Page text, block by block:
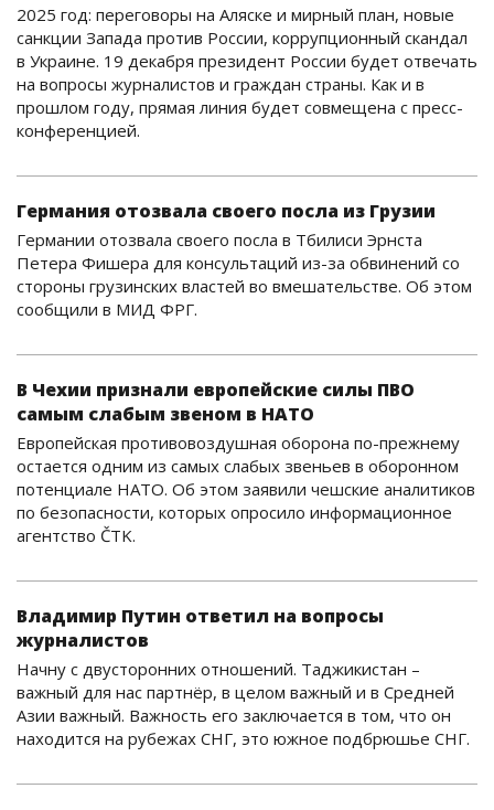
2025 год: переговоры на Аляске и мирный план, новые
санкции Запада против России, коррупционный скандал
в Украине. 19 декабря президент России будет отвечать
на вопросы журналистов и граждан страны. Как и в
прошлом году, прямая линия будет совмещена с пресс-
конференцией.
Германия отозвала своего посла из Грузии
Германии отозвала своего посла в Тбилиси Эрнста
Петера Фишера для консультаций из-за обвинений со
стороны грузинских властей во вмешательстве. Об этом
сообщили в МИД ФРГ.
В Чехии признали европейские силы ПВО
самым слабым звеном в НАТО
Европейская противовоздушная оборона по-прежнему
остается одним из самых слабых звеньев в оборонном
потенциале НАТО. Об этом заявили чешские аналитиков
по безопасности, которых опросило информационное
агентство ČTK.
Владимир Путин ответил на вопросы
журналистов
Начну с двусторонних отношений. Таджикистан –
важный для нас партнёр, в целом важный и в Средней
Азии важный. Важность его заключается в том, что он
находится на рубежах СНГ, это южное подбрюшье СНГ.